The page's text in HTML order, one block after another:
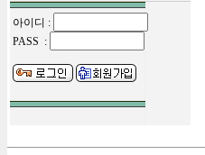
아이디 :
PASS :